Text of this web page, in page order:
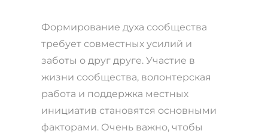
Формирование духа сообщества
требует совместных усилий и
заботы о друг друге. Участие в
жизни сообществa, волонтерская
работа и поддержка местных
инициатив становятся основными
факторами. Очень важно, чтобы